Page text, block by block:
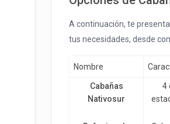
A continuación, te
tus necesidades, desde
Nombre
Cabañas
Nativosur
4